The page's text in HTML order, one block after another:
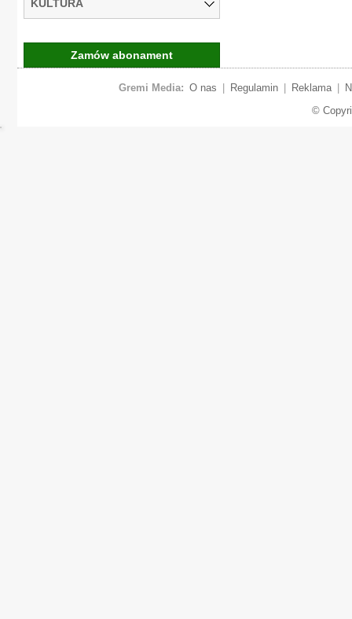
KULTURA
Zamów abonament
Gremi Media: O nas Regulamin Reklama
©